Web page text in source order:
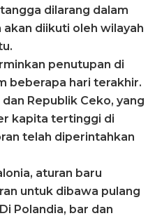
dilarang dalam
akan diikuti oleh wilayah
penutupan di
beberapa hari terakhir.
Republik Ceko, yang
kapita tertinggi di
telah diperintahkan
aturan baru
untuk dibawa pulang
Polandia, bar dan